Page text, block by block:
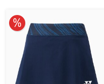
10% reduziert